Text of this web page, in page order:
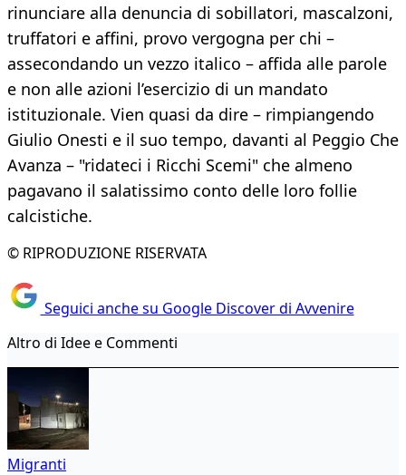
rinunciare alla denuncia di sobillatori, mascalzoni,
truffatori e affini, provo vergogna per chi –
assecondando un vezzo italico – affida alle parole
e non alle azioni l’esercizio di un mandato
istituzionale. Vien quasi da dire – rimpiangendo
Giulio Onesti e il suo tempo, davanti al Peggio Che
Avanza – "ridateci i Ricchi Scemi" che almeno
pagavano il salatissimo conto delle loro follie
calcistiche.
© RIPRODUZIONE RISERVATA
Seguici anche su Google Discover di Avvenire
Altro di Idee e Commenti
Migranti